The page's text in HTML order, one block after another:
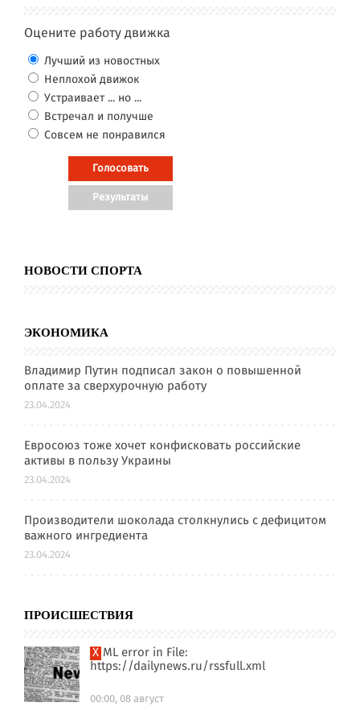
Оцените работу движка
Лучший из новостных
Неплохой движок
Устраивает ... но ...
Встречал и получше
Совсем не понравился
НОВОСТИ СПОРТА
ЭКОНОМИКА
Владимир Путин подписал закон о повышенной
оплате за сверхурочную работу
23.04.2024
Евросоюз тоже хочет конфисковать российские
активы в пользу Украины
23.04.2024
Производители шоколада столкнулись с дефицитом
важного ингредиента
23.04.2024
ПРОИСШЕСТВИЯ
XML error in File:
https://dailynews.ru/rssfull.xml
00:00, 08 август